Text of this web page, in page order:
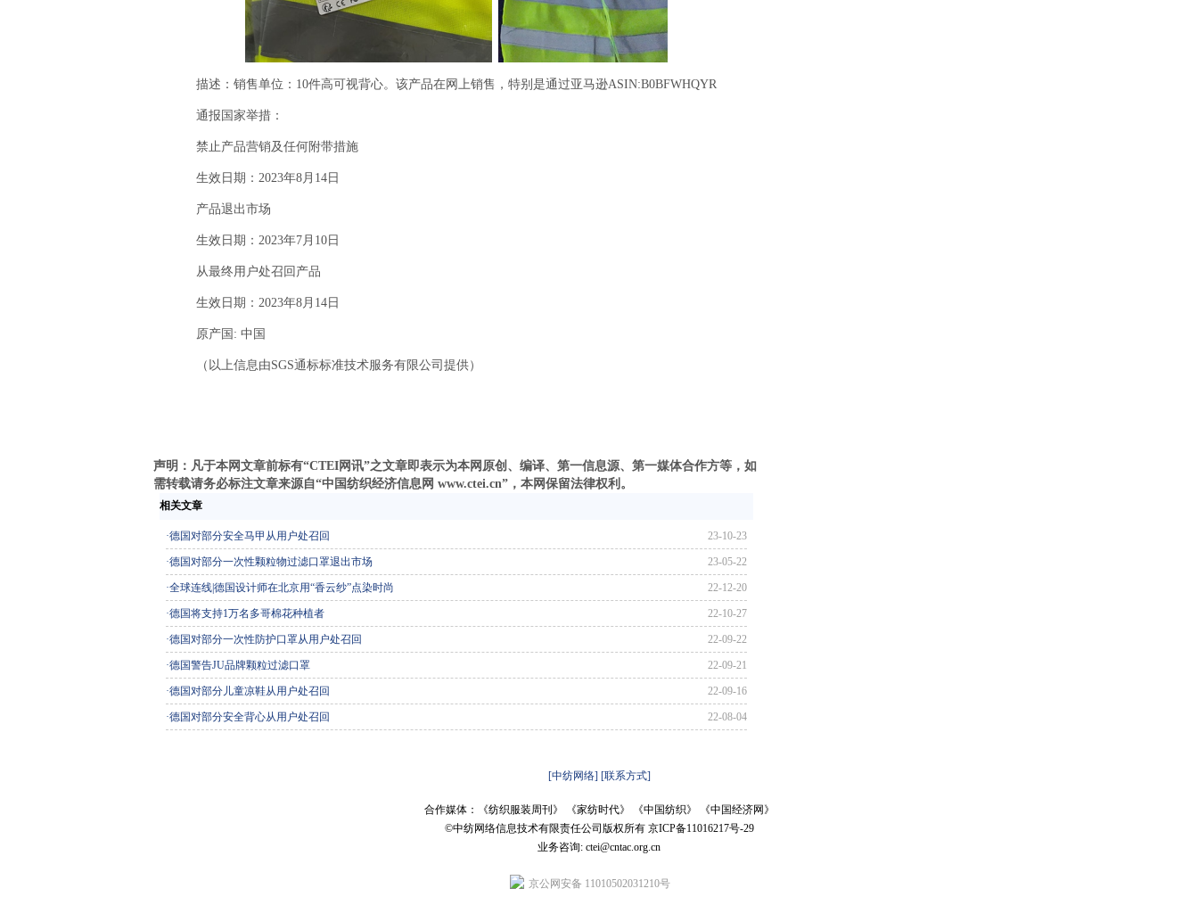
描述：销售单位：10件高可视背心。该产品在网上销售，特别是通过亚马逊ASIN:B0BFWHQYR
通报国家举措：
禁止产品营销及任何附带措施
生效日期：2023年8月14日
产品退出市场
生效日期：2023年7月10日
从最终用户处召回产品
生效日期：2023年8月14日
原产国: 中国
（以上信息由SGS通标标准技术服务有限公司提供）
声明：凡于本网文章前标有“CTEI网讯”之文章即表示为本网原创、编译、第一信息源、第一媒体合作方等，如
需转载请务必标注文章来源自“中国纺织经济信息网 www.ctei.cn”，本网保留法律权利。
相关文章
23-10-23
·德国对部分安全马甲从用户处召回
23-05-22
·德国对部分一次性颗粒物过滤口罩退出市场
22-12-20
·全球连线|德国设计师在北京用“香云纱”点染时尚
22-10-27
·德国将支持1万名多哥棉花种植者
22-09-22
·德国对部分一次性防护口罩从用户处召回
22-09-21
·德国警告JU品牌颗粒过滤口罩
22-09-16
·德国对部分儿童凉鞋从用户处召回
22-08-04
·德国对部分安全背心从用户处召回
[中纺网络] [联系方式]
合作媒体：《纺织服装周刊》 《家纺时代》 《中国纺织》 《中国经济网》
©中纺网络信息技术有限责任公司版权所有 京ICP备11016217号-29
业务咨询: ctei@cntac.org.cn
京公网安备 11010502031210号